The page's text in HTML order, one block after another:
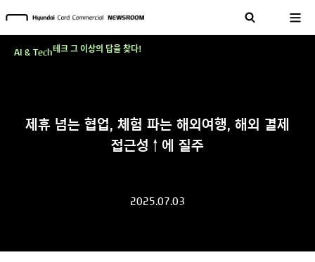
제휴 넘는 협업, 체험 파는 해외여행, 해외 결제
접근성↑에 질주
2025.07.03
AI & Tech테크 그 이상의 답을 찾다!
테크 그 이상의 답을 찾다!